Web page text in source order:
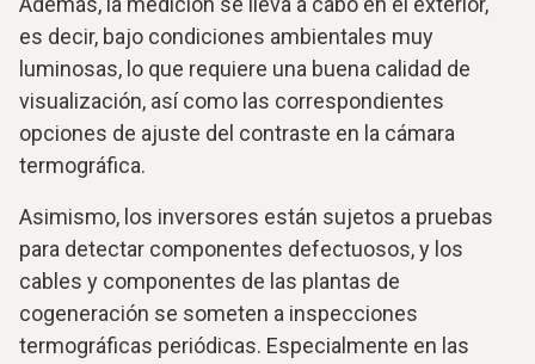
es decir, bajo condiciones ambientales muy
luminosas, lo que requiere una buena calidad de
visualización, así como las correspondientes
opciones de ajuste del contraste en la cámara
termográfica.
Asimismo, los inversores están sujetos a pruebas
para detectar componentes defectuosos, y los
cables y componentes de las plantas de
cogeneración se someten a inspecciones
termográficas periódicas. Especialmente en las